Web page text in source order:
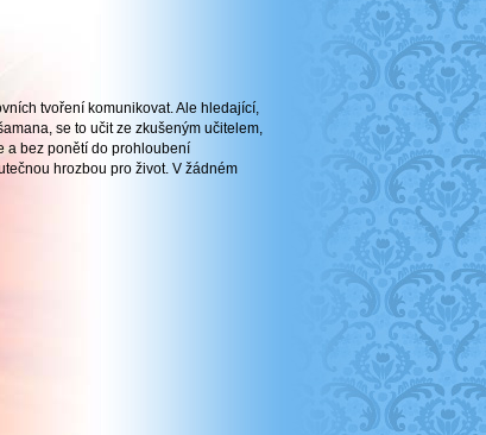
tvoření komunikovat. Ale hledající,
se to učit ze zkušeným učitelem,
a bez ponětí do prohloubení
hrozbou pro život. V žádném